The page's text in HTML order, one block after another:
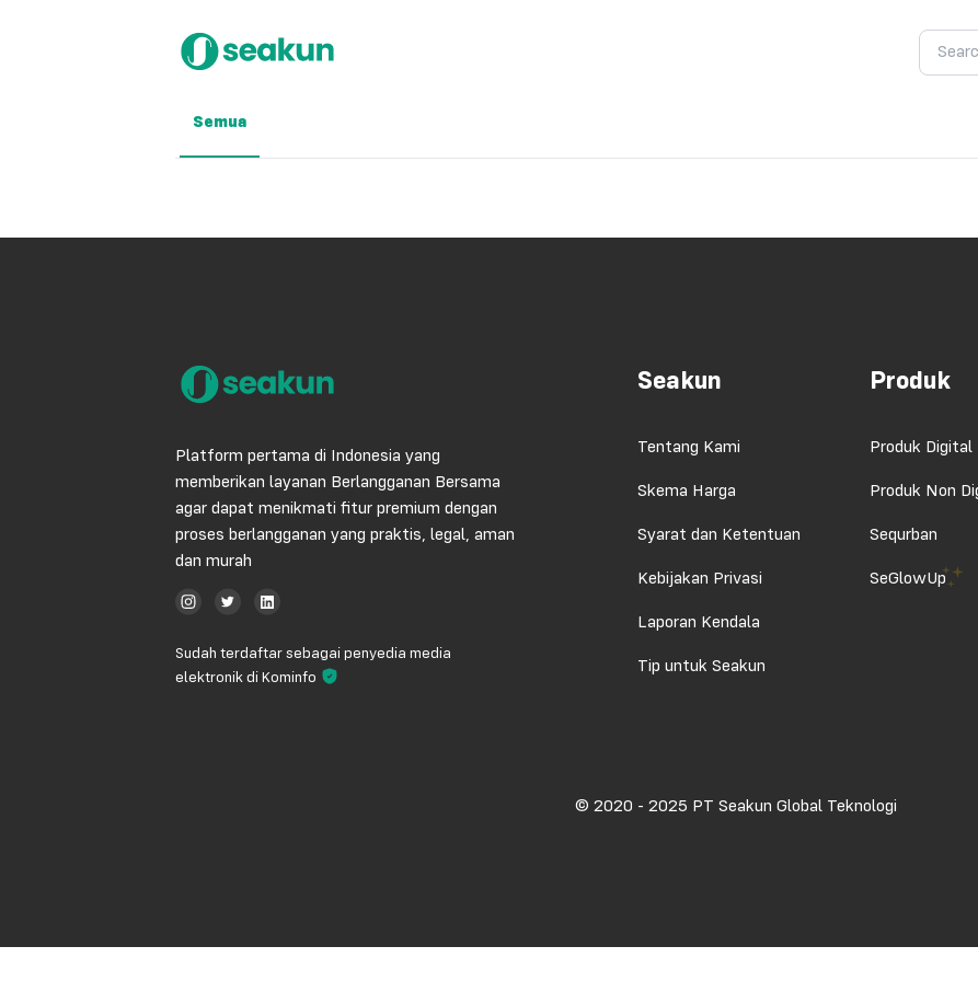
Semua
Platform pertama di Indonesia yang
memberikan layanan Berlangganan Bersama
agar dapat menikmati fitur premium dengan
proses berlangganan yang praktis, legal, aman
dan murah
Sudah terdaftar sebagai penyedia media
elektronik di Kominfo
Seakun
Tentang Kami
Skema Harga
Syarat dan Ketentuan
Kebijakan Privasi
Laporan Kendala
Tip untuk Seakun
Produk
Produk Digital
Produk Non
Sequrban
SeGlowUp
© 2020 - 2025 PT Seakun Global Teknologi